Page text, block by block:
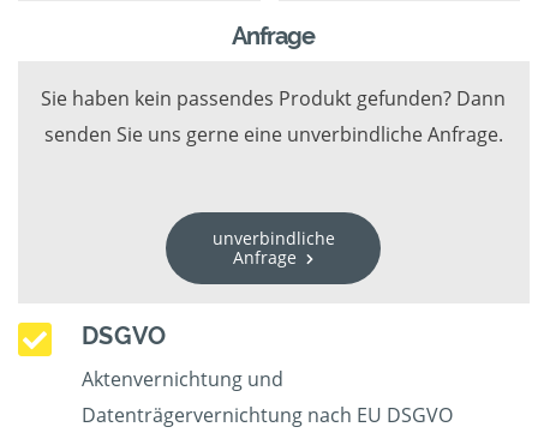
Anfrage
Sie haben kein passendes Produkt gefunden? Dann
senden Sie uns gerne eine unverbindliche Anfrage.
unverbindliche
Anfrage
DSGVO
Aktenvernichtung und
Datenträgervernichtung nach EU DSGVO